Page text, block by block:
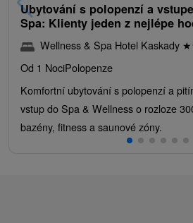
Ubytování s polopenzí a
Spa: Klienty jeden z nejlépe
Wellness & Spa Hotel Kaskady ★
Od 1 NociPolopenze
Komfortní ubytování s polopenzí a
vstup do Spa & Wellness o rozloze
bazény, fitness a saunové zóny.